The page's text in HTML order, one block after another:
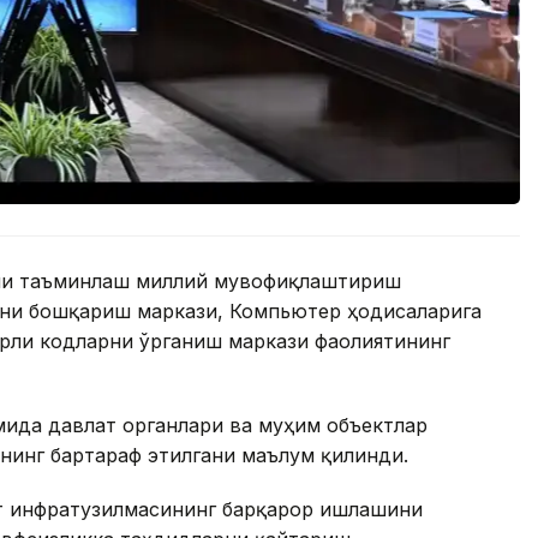
таъминлаш миллий мувофиқлаштириш
бошқариш маркази, Компьютер ҳодисаларига
кодларни ўрганиш маркази фаолиятининг
давлат органлари ва муҳим объектлар
бартараф этилгани маълум қилинди.
барқарор ишлашини